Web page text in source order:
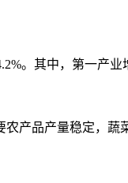
。其中，第一产业
农产品产量稳定，蔬